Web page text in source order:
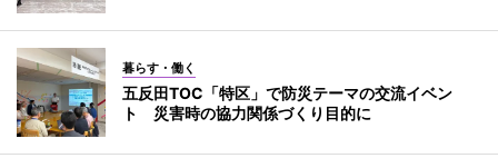
暮らす・働く
五反田TOC「特区」で防災テーマの交流イベン
ト 災害時の協力関係づくり目的に